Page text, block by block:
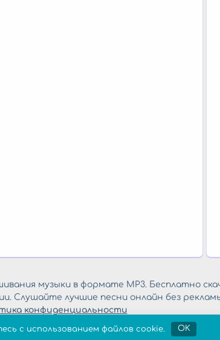
музыки в формате MP3. Бесплатно
Слушайте лучшие песни онлайн без
конфиденциальности
с использованием файлов cookie. OK